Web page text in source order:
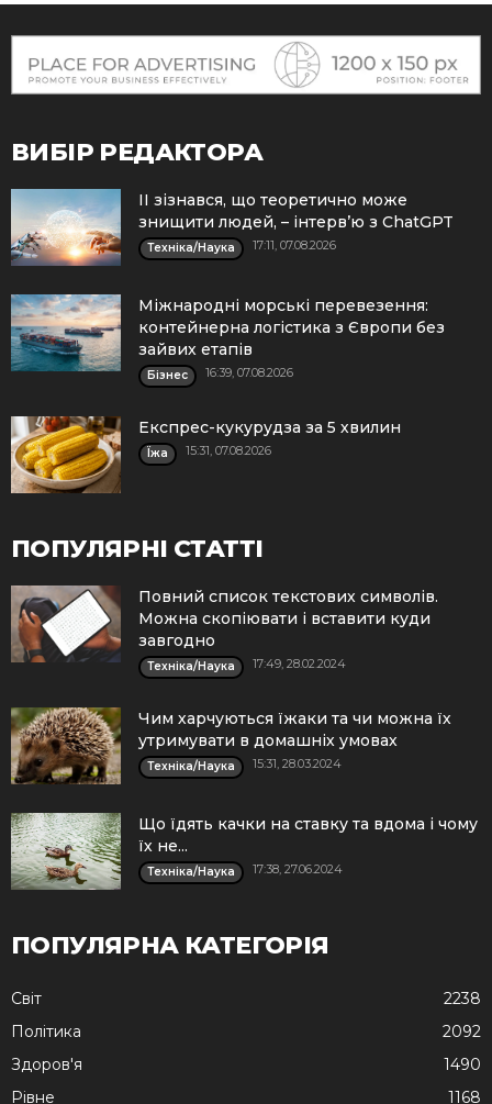
ВИБІР РЕДАКТОРА
ІІ зізнався, що теоретично може
знищити людей, – інтерв’ю з ChatGPT
Техніка/Наука 17:11, 07.08.2026
Міжнародні морські перевезення:
контейнерна логістика з Європи без
зайвих етапів
Бізнес 16:39, 07.08.2026
Експрес-кукурудза за 5 хвилин
Їжа 15:31, 07.08.2026
ПОПУЛЯРНІ СТАТТІ
Повний список текстових символів.
Можна скопіювати і вставити куди
завгодно
Техніка/Наука 17:49, 28.02.2024
Чим харчуються їжаки та чи можна їх
утримувати в домашніх умовах
Техніка/Наука 15:31, 28.03.2024
Що їдять качки на ставку та вдома і чому
їх не...
Техніка/Наука 17:38, 27.06.2024
ПОПУЛЯРНА КАТЕГОРІЯ
Cвіт
2238
Політика
2092
Здоров'я
1490
Рівне
1168